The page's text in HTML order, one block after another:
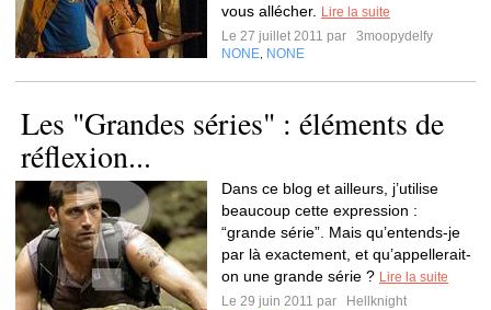
vous allécher.
Lire la suite
Le 27 juillet 2011 par
3moopydelfy
NONE NONE
Les "Grandes séries" : éléments de
réflexion...
Dans ce blog et ailleurs, j’utilise
beaucoup cette expression :
“grande série”. Mais qu’entends-je
par là exactement, et qu’appellerait-
on une grande série ? Lire la suite
Le 29 juin 2011 par
Hellknight